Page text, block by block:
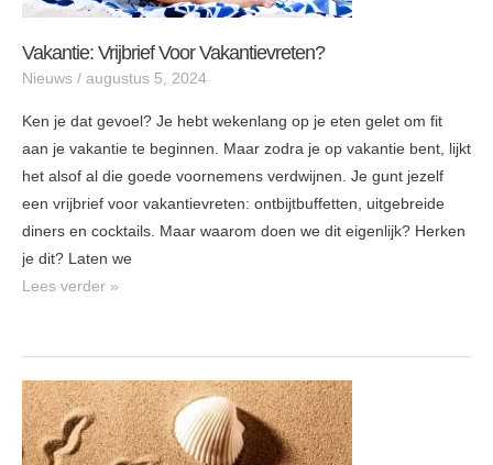
Vakantie: Vrijbrief Voor Vakantievreten?
Nieuws / augustus 5, 2024
Ken je dat gevoel? Je hebt wekenlang op je eten gelet om fit
aan je vakantie te beginnen. Maar zodra je op vakantie bent, lijkt
het alsof al die goede voornemens verdwijnen. Je gunt jezelf
een vrijbrief voor vakantievreten: ontbijtbuffetten, uitgebreide
diners en cocktails. Maar waarom doen we dit eigenlijk? Herken
je dit? Laten we
Lees verder »
Vakantie
zonder
spijt: